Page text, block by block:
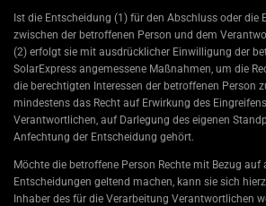
Ist die Entscheidung (1) für den Abschluss oder die
zwischen der betroffenen Person und dem
(2) erfolgt sie mit ausdrücklicher Einwilligung der
SolarExpress angemessene Maßnahmen, um die
die berechtigten Interessen der betroffenen Person
mindestens das Recht auf Erwirkung des
Verantwortlichen, auf Darlegung des eigenen
Anfechtung der Entscheidung gehört.
Möchte die betroffene Person Rechte mit Bezug
Entscheidungen geltend machen, kann sie sich
Inhaber des für die Verarbeitung Verantwortlichen